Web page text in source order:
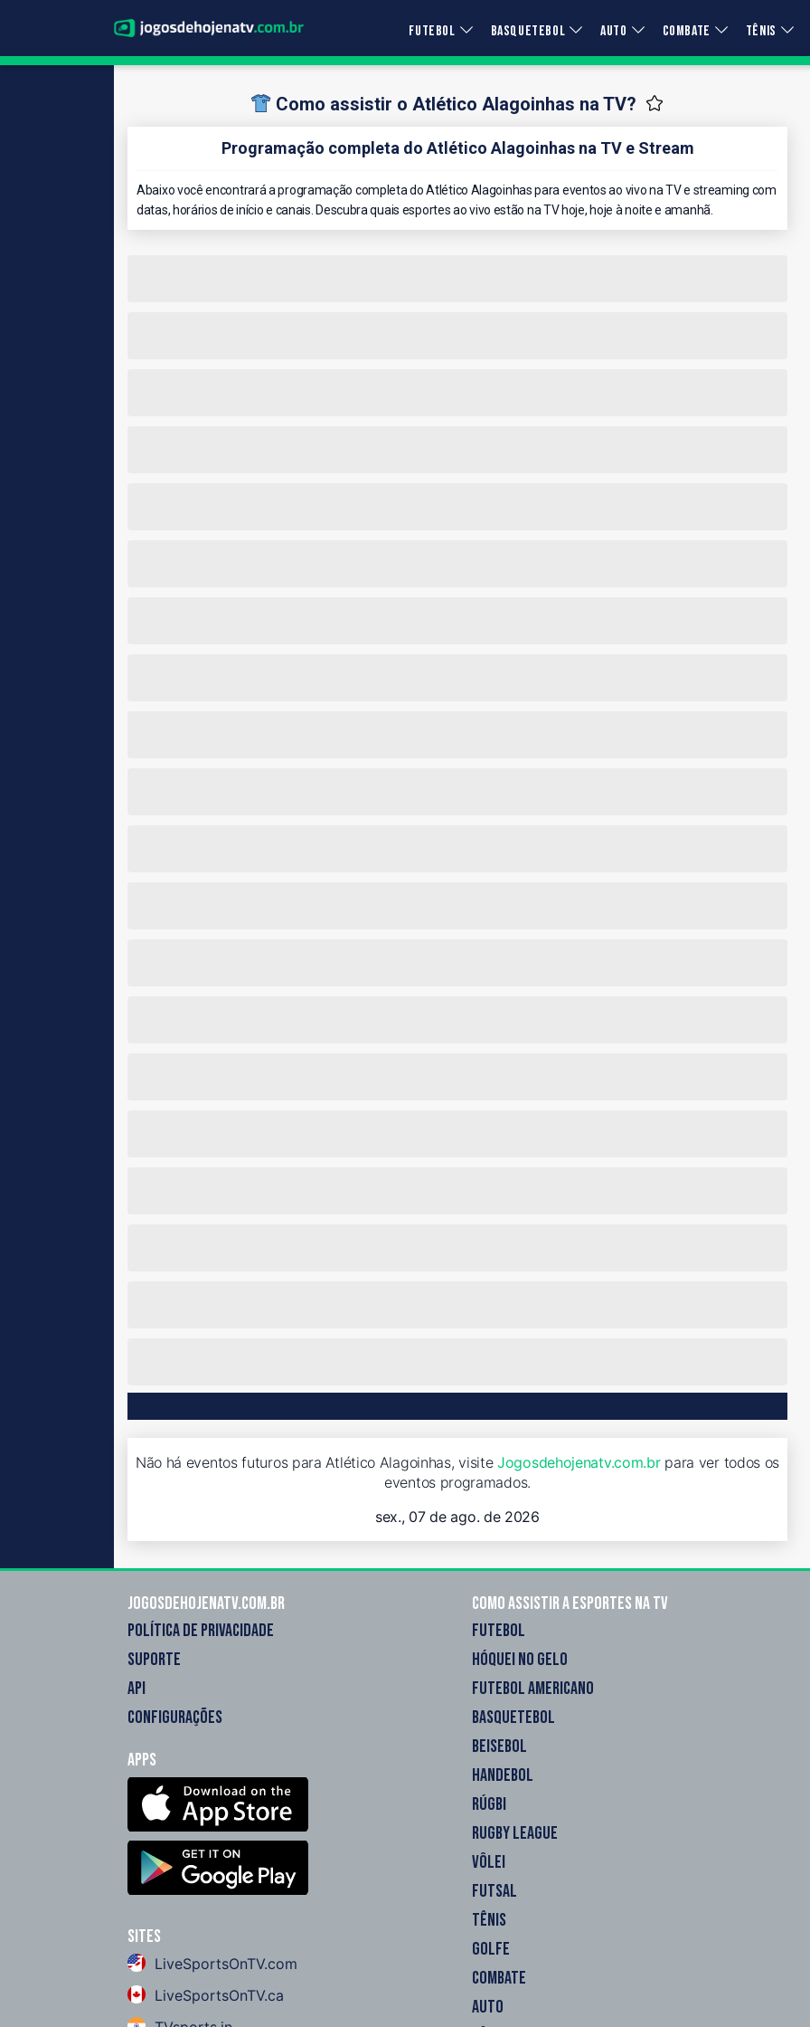
FUTEBOL BASQUETEBOL AUTO COMBATE TÊNIS
Como assistir o Atlético Alagoinhas na TV?
Programação completa do Atlético Alagoinhas na TV e Stream
Abaixo você encontrará a programação completa do Atlético Alagoinhas para eventos ao vivo na TV e streaming com
datas, horários de início e canais. Descubra quais esportes ao vivo estão na TV hoje, hoje à noite e amanhã.
Não há eventos futuros para Atlético Alagoinhas, visiteJogosdehojenatv.com.brpara ver todos os
eventos programados.
sex., 07 de ago. de 2026
Jogosdehojenatv.com.br
POLÍTICA DE PRIVACIDADE
SUPORTE
API
CONFIGURAÇÕES
Apps
Sites
LiveSportsOnTV.com
LiveSportsOnTV.ca
Como assistir a esportes na TV
FUTEBOL
HÓQUEI NO GELO
FUTEBOL AMERICANO
BASQUETEBOL
BEISEBOL
HANDEBOL
RÚGBI
RUGBY LEAGUE
VÔLEI
FUTSAL
TÊNIS
GOLFE
COMBATE
AUTO